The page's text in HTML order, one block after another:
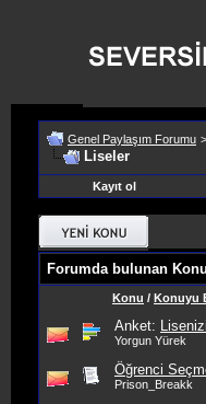
Genel Paylaşım Forumu >
Liseler
Kayıt ol
Forumda bulunan
Konu / Konuyu
Anket:
Yorgun Yürek
Öğrenci
Prison_Breakk